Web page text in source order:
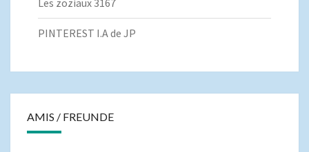
Les zoziaux 3167
PINTEREST I.A de JP
AMIS / FREUNDE